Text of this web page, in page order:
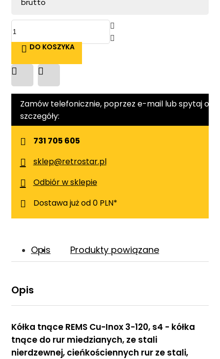
DO KOSZYKA
Zamów telefonicznie, poprzez e-mail lub spytaj o
szczegóły:
731 705 605
sklep@retrostar.pl
Odbiór w sklepie
Dostawa już od 0 PLN*
Opis Produkty powiązane
Opis
Kółka tnące REMS Cu-Inox 3-120, s4 - kółka
tnące do rur miedzianych, ze stali
nierdzewnej, cieńkościennych rur ze stali,